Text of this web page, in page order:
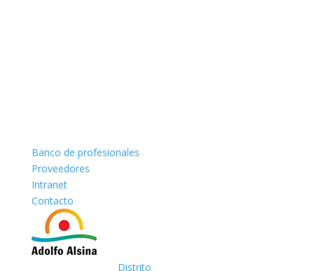
Banco de profesionales
Proveedores
Intranet
Contacto
Distrito